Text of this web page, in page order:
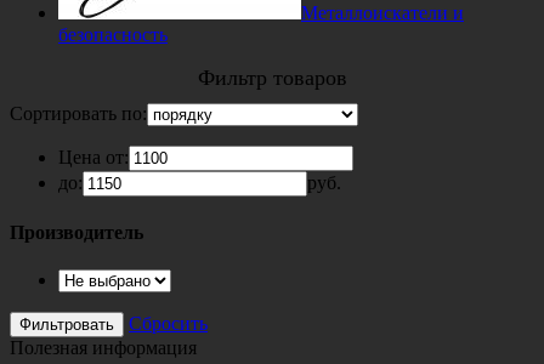
Металлоискатели и
безопасность
Фильтр товаров
Сортировать по:
Цена от:
до:
руб.
Производитель
Сбросить
Полезная информация